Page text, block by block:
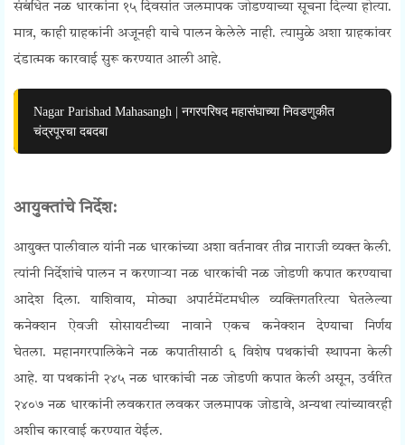
संबंधित नळ धारकांना १५ दिवसांत जलमापक जोडण्याच्या सूचना दिल्या होत्या.
मात्र, काही ग्राहकांनी अजूनही याचे पालन केलेले नाही. त्यामुळे अशा ग्राहकांवर
दंडात्मक कारवाई सुरू करण्यात आली आहे.
Nagar Parishad Mahasangh | नगरपरिषद महासंघाच्या निवडणुकीत
चंद्रपूरचा दबदबा
आयुक्तांचे निर्देश:
आयुक्त पालीवाल यांनी नळ धारकांच्या अशा वर्तनावर तीव्र नाराजी व्यक्त केली.
त्यांनी निर्देशांचे पालन न करणाऱ्या नळ धारकांची नळ जोडणी कपात करण्याचा
आदेश दिला. याशिवाय, मोठ्या अपार्टमेंटमधील व्यक्तिगतरित्या घेतलेल्या
कनेक्शन ऐवजी सोसायटीच्या नावाने एकच कनेक्शन देण्याचा निर्णय
घेतला.महानगरपालिकेने नळ कपातीसाठी ६ विशेष पथकांची स्थापना केली
आहे. या पथकांनी २४५ नळ धारकांची नळ जोडणी कपात केली असून, उर्वरित
२४०७ नळ धारकांनी लवकरात लवकर जलमापक जोडावे, अन्यथा त्यांच्यावरही
अशीच कारवाई करण्यात येईल.